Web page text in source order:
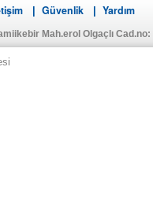
Güvenlik Yardım
Mah.erol Olgaçlı